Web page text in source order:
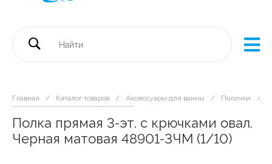
Главная / Каталог товаров / Аксессуары для ванны / Полочки /
Полка прямая 3-эт. с крючками овал.
Черная матовая 48901-3ЧМ (1/10)